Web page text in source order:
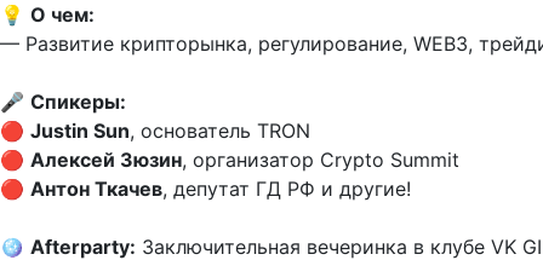
💡 О чем:
— Развитие крипторынка, регулирование, WEB3,
🎤 Спикеры:
🔴 Justin Sun, основатель TRON
🔴 Алексей Зюзин, организатор Crypto Summit
🔴 Антон Ткачев, депутат ГД РФ и другие!
🪩 Afterparty: Заключительная вечеринка в клубе VK